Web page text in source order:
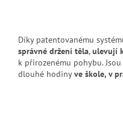
Díky patentovanému
správné držení těla,ulevují
k přirozenému pohybu.
dlouhé hodinyve škole, v